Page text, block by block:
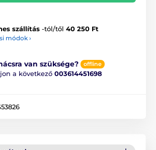
szállítás -tól/től 40 250 Ft
módok ›
van szüksége? offline
a következő 003614451698